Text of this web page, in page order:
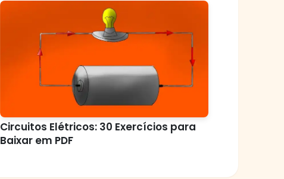
Circuitos Elétricos: 30 Exercícios para
Baixar em PDF